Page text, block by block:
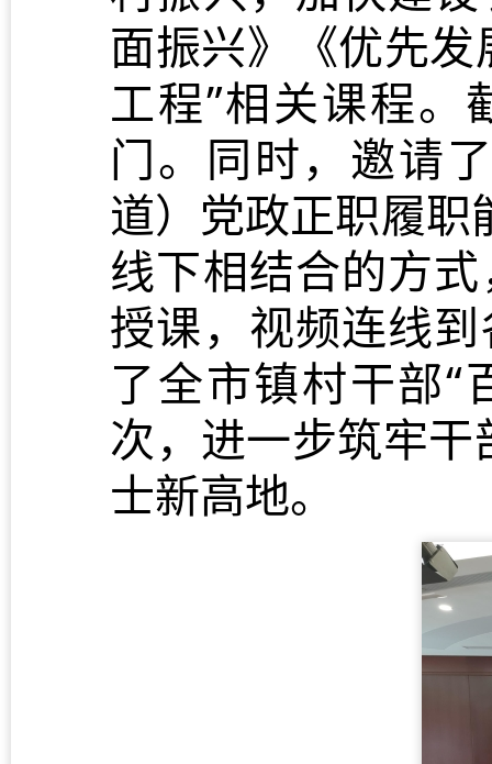
面振兴》《优先
工程”相关课程
门。同时，邀请
道）党政正职履职
线下相结合的方
授课，视频连线
了全市镇村干部“
次，进一步筑牢干
士新高地。